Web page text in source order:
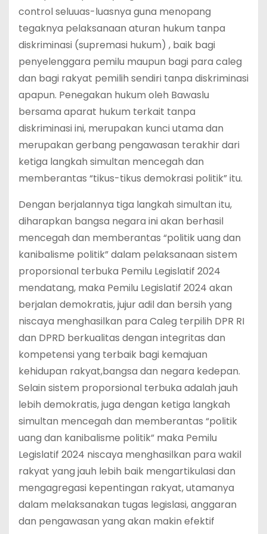
control seluuas-luasnya guna menopang
tegaknya pelaksanaan aturan hukum tanpa
diskriminasi (supremasi hukum) , baik bagi
penyelenggara pemilu maupun bagi para caleg
dan bagi rakyat pemilih sendiri tanpa diskriminasi
apapun. Penegakan hukum oleh Bawaslu
bersama aparat hukum terkait tanpa
diskriminasi ini, merupakan kunci utama dan
merupakan gerbang pengawasan terakhir dari
ketiga langkah simultan mencegah dan
memberantas “tikus-tikus demokrasi politik” itu.
Dengan berjalannya tiga langkah simultan itu,
diharapkan bangsa negara ini akan berhasil
mencegah dan memberantas “politik uang dan
kanibalisme politik” dalam pelaksanaan sistem
proporsional terbuka Pemilu Legislatif 2024
mendatang, maka Pemilu Legislatif 2024 akan
berjalan demokratis, jujur adil dan bersih yang
niscaya menghasilkan para Caleg terpilih DPR RI
dan DPRD berkualitas dengan integritas dan
kompetensi yang terbaik bagi kemajuan
kehidupan rakyat,bangsa dan negara kedepan.
Selain sistem proporsional terbuka adalah jauh
lebih demokratis, juga dengan ketiga langkah
simultan mencegah dan memberantas “politik
uang dan kanibalisme politik” maka Pemilu
Legislatif 2024 niscaya menghasilkan para wakil
rakyat yang jauh lebih baik mengartikulasi dan
mengagregasi kepentingan rakyat, utamanya
dalam melaksanakan tugas legislasi, anggaran
dan pengawasan yang akan makin efektif